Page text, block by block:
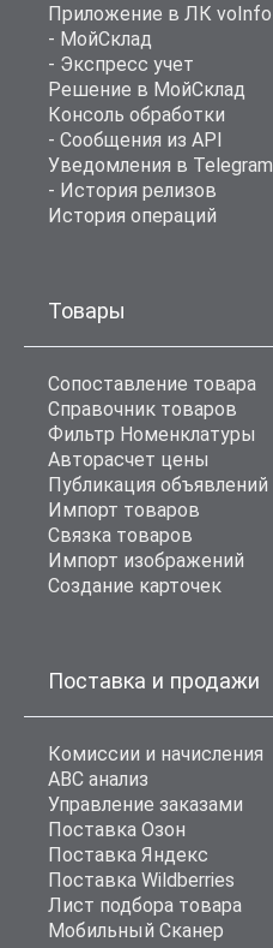
Приложение в ЛК voInfo
- МойСклад
- Экспресс учет
Решение в МойСклад
Консоль обработки
- Сообщения из API
Уведомления в Telegram
- История релизов
История операций
Товары
Сопоставление товара
Справочник товаров
Фильтр Номенклатуры
Авторасчет цены
Публикация объявлений
Импорт товаров
Связка товаров
Импорт изображений
Создание карточек
Поставка и продажи
Комиссии и начисления
ABC анализ
Управление заказами
Поставка Озон
Поставка Яндекс
Поставка Wildberries
Лист подбора товара
Мобильный Сканер